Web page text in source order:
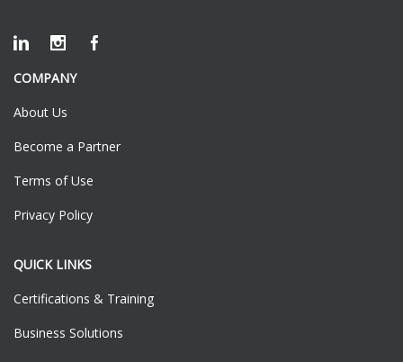
COMPANY
About Us
Become a Partner
Terms of Use
Privacy Policy
QUICK LINKS
Certifications & Training
Business Solutions